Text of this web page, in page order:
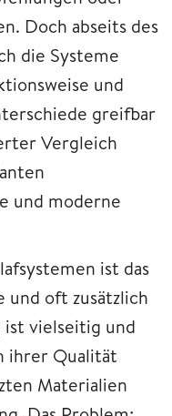
Doch abseits des
die Systeme
und
greifbar
Vergleich
und moderne
ist das
und oft zusätzlich
ist vielseitig und
ihrer Qualität
Materialien